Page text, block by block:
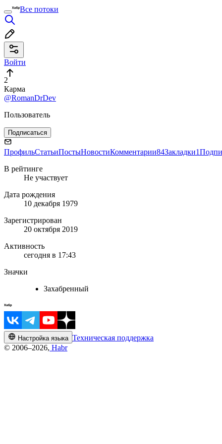
Все потоки
Войти
2
Карма
@RomanDrDev
Пользователь
Подписаться
ПрофильСтатьиПостыНовостиКомментарии84Закладки1
В рейтинге
Не участвует
Дата рождения
10 декабря 1979
Зарегистрирован
20 октября 2019
Активность
сегодня в 17:43
Значки
Захабренный
Настройка языка Техническая поддержка
© 2006–2026, Habr